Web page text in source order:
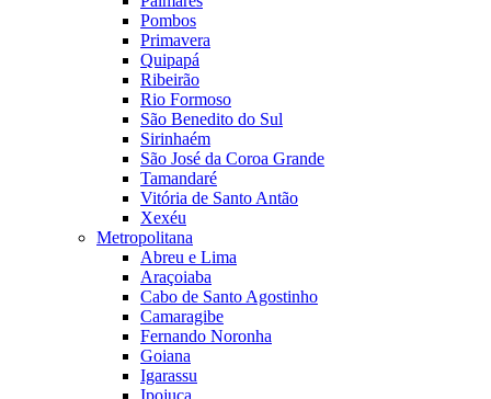
Pombos
Primavera
Quipapá
Ribeirão
Rio Formoso
São Benedito do Sul
Sirinhaém
São José da Coroa Grande
Tamandaré
Vitória de Santo Antão
Xexéu
Metropolitana
Abreu e Lima
Araçoiaba
Cabo de Santo Agostinho
Camaragibe
Fernando Noronha
Goiana
Igarassu
Ipojuca